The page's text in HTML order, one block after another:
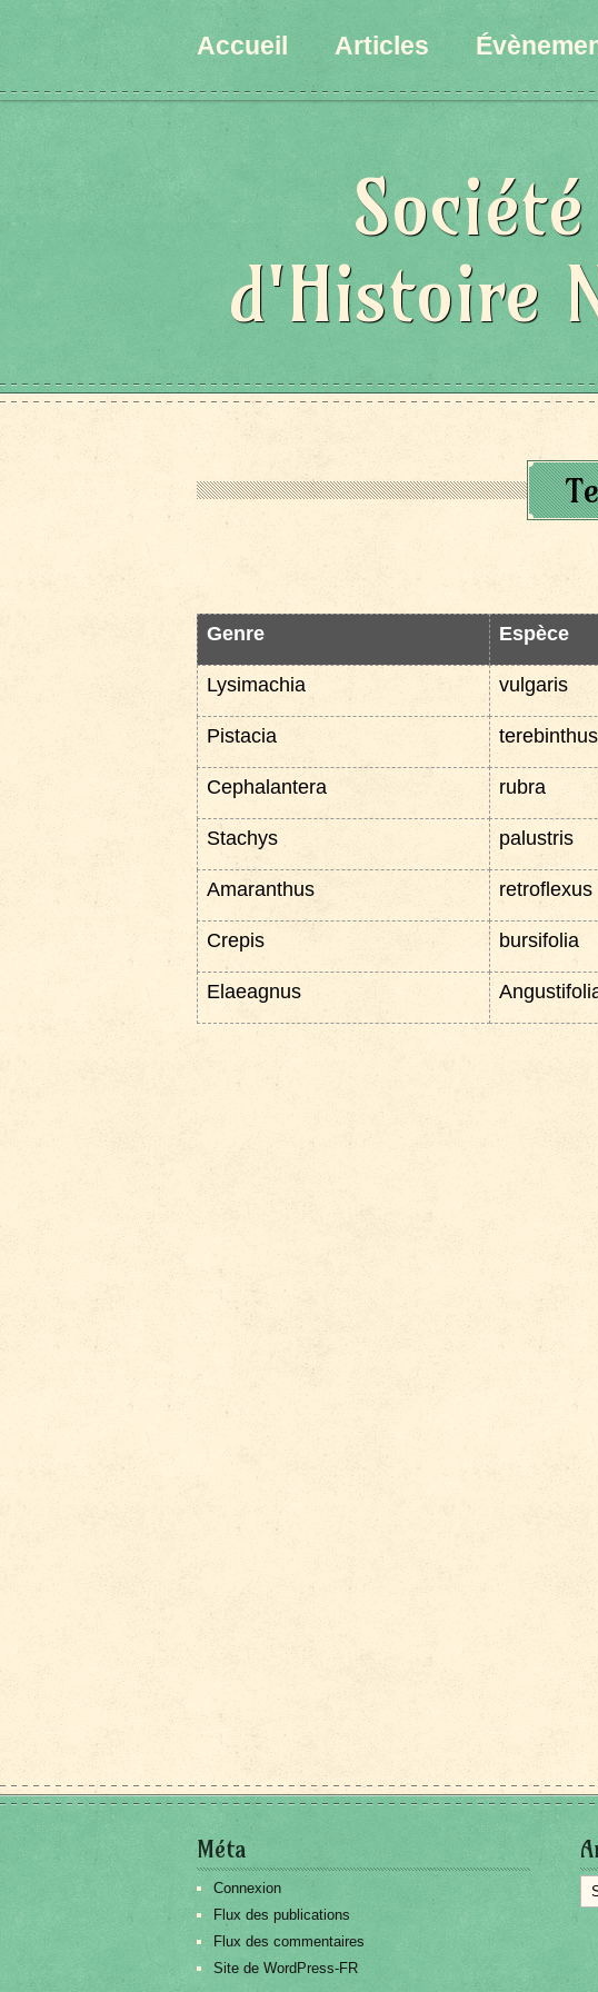
Accueil Articles
d'Histoire
Genre Espèce
Lysimachia vulgaris
Pistacia terebinthus
Cephalantera rubra
Stachys palustris
Amaranthus retroflexus
Crepis bursifolia
Elaeagnus
Méta
Connexion
Flux des publications
Flux des commentaires
Site de WordPress-FR
du